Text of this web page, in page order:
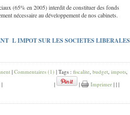
(65% en 2005) interdit de constituer des fonds
nécessaire au développement de nos cabinets.
L IMPOT SUR LES SOCIETES LIBERALES
| Commentaires (1) | Tags : fiscalite budget impots
| | | Imprimer | | |